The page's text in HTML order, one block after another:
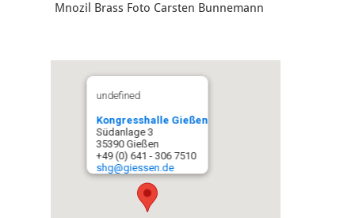
Mnozil Brass Foto Carsten Bunnemann
undefined
Kongresshalle Gießen
Südanlage 3
35390 Gießen
+49 (0) 641 - 306 7510
shg@giessen.de